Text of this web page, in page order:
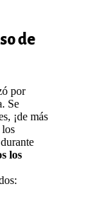
de
por
Se
¡de más
los
los